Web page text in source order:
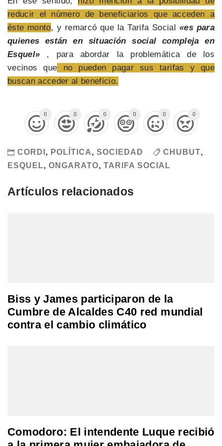
reducir el número de beneficiarios que acceden a
éste monto, y remarcó que la Tarifa Social «es para
quienes están en situación social compleja en
Esquel» , para abordar la problemática de los
vecinos que no pueden pagar sus tarifas y que
buscan acceder al beneficio.
0 0 0 0 0 0
CORDI , POLÍTICA, SOCIEDAD CHUBUT,
ESQUEL, ONGARATO, TARIFA SOCIAL
Artículos relacionados
Biss y James participaron de la
Cumbre de Alcaldes C40 red mundial
contra el cambio climático
Comodoro: El intendente Luque recibió